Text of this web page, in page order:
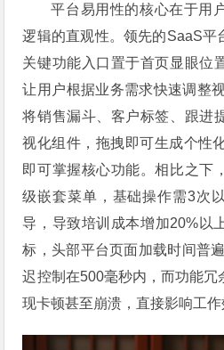
平台易用性的核心在于用
逻辑的直观性。领先的SaaS平
关键功能入口置于首页显眼位
让用户根据业务需求快速调整
将销售漏斗、客户标签、跟进
视化组件，拖拽即可生成个性
即可掌握核心功能。相比之下
级嵌套菜单，基础操作需3次
导，导致培训成本增加20%以
标，头部平台页面加载时间普
迟控制在500毫秒内，而功能冗
现卡顿甚至崩溃，直接影响工作